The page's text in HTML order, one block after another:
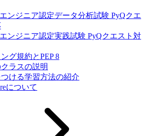
ンジニア認定データ分析試験 PyQクエ
ンジニア認定実践試験 PyQクエスト対
グ規約とPEP 8
ラスの説明
ける学習方法の紹介
について